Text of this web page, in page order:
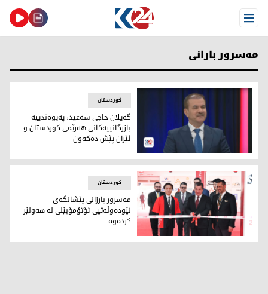
Open Menu
مه‌سرور بارانی
گه‌یلان حاجی سه‌عید، سه‌رۆكی ژووری بازرگانیی هه‌ولێر
کوردستان
گەیلان حاجی سەعید: پەیوەندییە
بازرگانییەکانی هەرێمی کوردستان و
ئێران پێش دەکەون
مه‌سرور بارزانی پێشانگەی نێودەوڵەتیی ئۆتۆمۆبێلی لە
کوردستان
مه‌سرور بارزانی پێشانگەی
نێودەوڵەتیی ئۆتۆمۆبێلی لە هەولێر
كرده‌وه‌